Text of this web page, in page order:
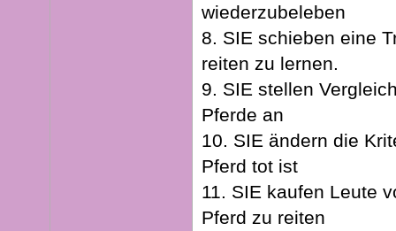
wiederzubeleben
8. SIE schieben eine
reiten zu lernen.
9. SIE stellen
Pferde an
10. SIE ändern die
Pferd tot ist
11. SIE kaufen Leute
Pferd zu reiten